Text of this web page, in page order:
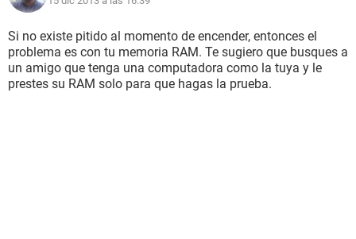
Si no existe pitido al momento de encender, entonces el
problema es con tu memoria RAM. Te sugiero que busques a
un amigo que tenga una computadora como la tuya y le
prestes su RAM solo para que hagas la prueba.